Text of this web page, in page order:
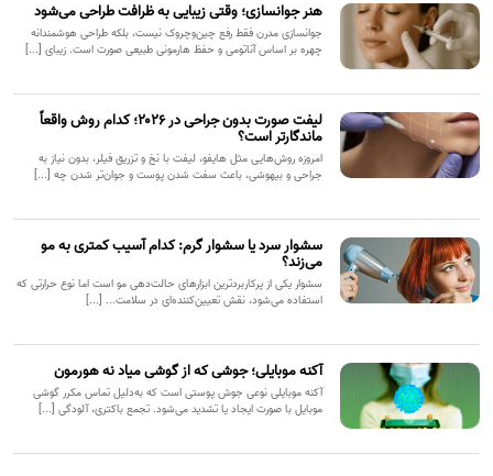
هنر جوانسازی؛ وقتی زیبایی به ظرافت طراحی می‌شود
جوانسازی مدرن فقط رفع چین‌وچروک نیست، بلکه طراحی هوشمندانه
چهره بر اساس آناتومی و حفظ هارمونی طبیعی صورت است. زیبای [...]
لیفت صورت بدون جراحی در ۲۰۲۶؛ کدام روش واقعاً
ماندگارتر است؟
امروزه روش‌هایی مثل هایفو، لیفت با نخ و تزریق فیلر، بدون نیاز به
جراحی و بیهوشی، باعث سفت شدن پوست و جوان‌تر شدن چه [...]
سشوار سرد یا سشوار گرم: کدام آسیب کمتری به مو
می‌زند؟
سشوار یکی از پرکاربردترین ابزارهای حالت‌دهی مو است اما نوع حرارتی که
استفاده می‌شود، نقش تعیین‌کننده‌ای در سلامت... [...]
آکنه موبایلی؛ جوشی که از گوشی میاد نه هورمون
آکنه موبایلی نوعی جوش پوستی است که به‌دلیل تماس مکرر گوشی
موبایل با صورت ایجاد یا تشدید می‌شود. تجمع باکتری، آلودگی [...]